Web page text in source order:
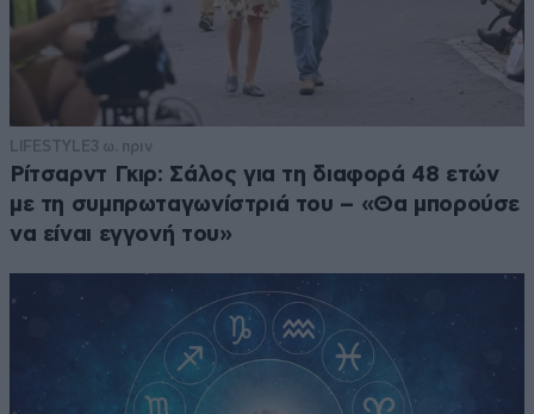
LIFESTYLE3 ω. πριν
Ρίτσαρντ Γκιρ: Σάλος για τη διαφορά 48 ετών
με τη συμπρωταγωνίστριά του – «Θα μπορούσε
να είναι εγγονή του»